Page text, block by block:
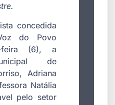
concedida
do Povo
feira (6), a
de
Adriana
Natália
pelo setor